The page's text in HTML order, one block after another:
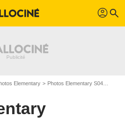
profil search
Elementary Photos Elementary S04